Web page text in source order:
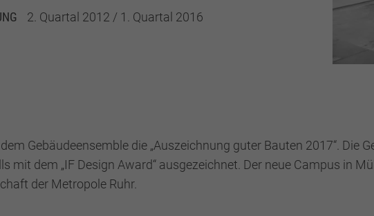
2. Quartal 2012 / 1. Quartal 2016
Gebäudeensemble die „Auszeichnung guter Bauten 2017“. Die
mit dem „IF Design Award“ ausgezeichnet. Der neue Campus in
der Metropole Ruhr.